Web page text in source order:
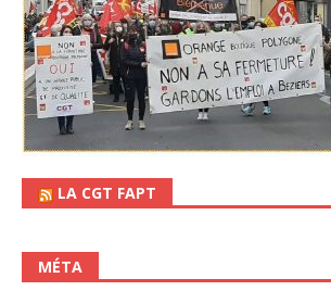
LA CGT FAPT
MÉTA